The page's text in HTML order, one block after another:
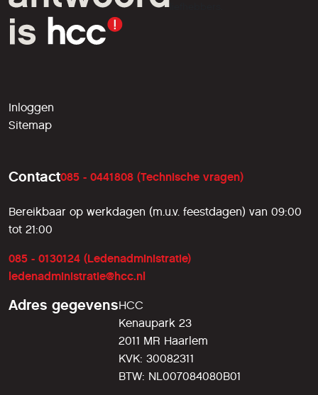
liefhebbers.
Inloggen
Sitemap
Contact085 - 0441808 (Technische vragen)
Bereikbaar op werkdagen (m.u.v. feestdagen) van 09:00
tot 21:00
085 - 0130124 (Ledenadministratie)
ledenadministratie@hcc.nl
Adres gegevensHCC
Kenaupark 23
2011 MR Haarlem
KVK: 30082311
BTW: NL007084080B01